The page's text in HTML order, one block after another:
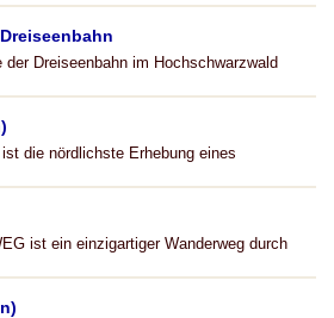
Dreiseenbahn im Hochschwarzwald
die nördlichste Erhebung eines
ist ein einzigartiger Wanderweg durch